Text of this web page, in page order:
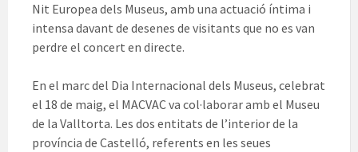
Nit Europea dels Museus, amb una actuació íntima i
intensa davant de desenes de visitants que no es van
perdre el concert en directe.
En el marc del Dia Internacional dels Museus, celebrat
el 18 de maig, el MACVAC va col·laborar amb el Museu
de la Valltorta. Les dos entitats de l’interior de la
província de Castelló, referents en les seues